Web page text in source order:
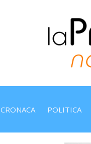
CRONACA POLITICA